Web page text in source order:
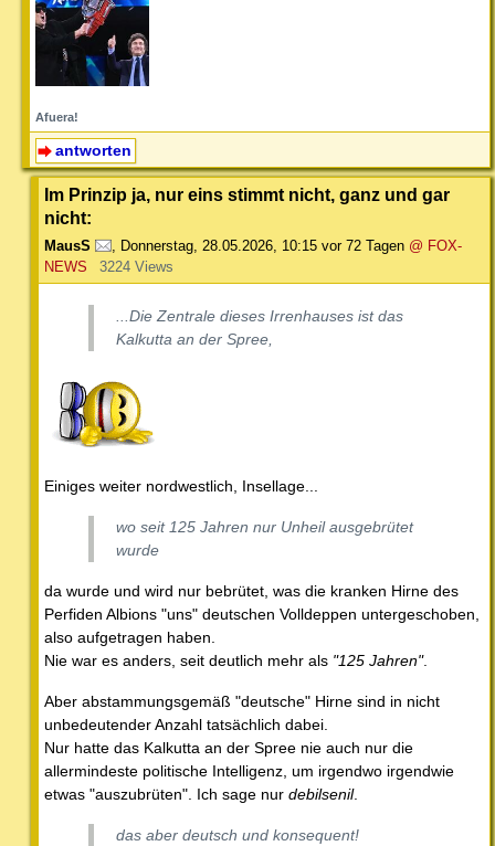
Afuera!
antworten
Im Prinzip ja, nur eins stimmt nicht, ganz und gar
nicht:
MausS , Donnerstag, 28.05.2026, 10:15 vor 72 Tagen @ FOX-
NEWS
3224 Views
...Die Zentrale dieses Irrenhauses ist das
Kalkutta an der Spree,
Einiges weiter nordwestlich, Insellage...
wo seit 125 Jahren nur Unheil ausgebrütet
wurde
da wurde und wird nur bebrütet, was die kranken Hirne des
Perfiden Albions "uns" deutschen Volldeppen untergeschoben,
also aufgetragen haben.
Nie war es anders, seit deutlich mehr als "125 Jahren".
Aber abstammungsgemäß "deutsche" Hirne sind in nicht
unbedeutender Anzahl tatsächlich dabei.
Nur hatte das Kalkutta an der Spree nie auch nur die
allermindeste politische Intelligenz, um irgendwo irgendwie
etwas "auszubrüten". Ich sage nur debilsenil.
das aber deutsch und konsequent!